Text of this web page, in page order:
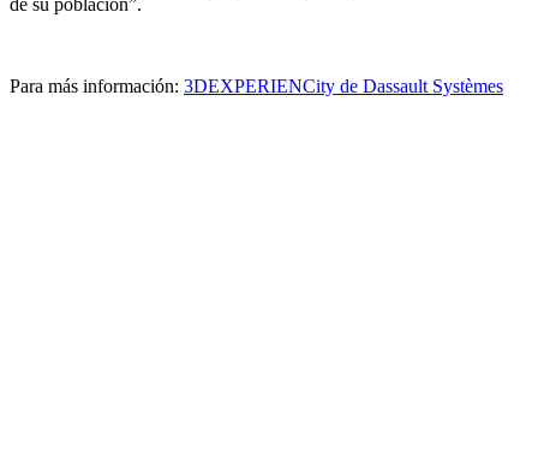
Para más información: 3DEXPERIENCity de Dassault Systèmes